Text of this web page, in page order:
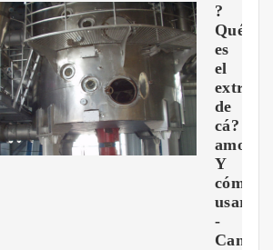
?
Qué
es
el
de
cá?
amo?
Y
cómo
usarlo
-